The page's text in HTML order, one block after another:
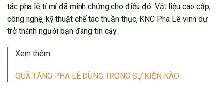
tác pha lê tỉ mỉ đã minh chứng cho điều đó. Vật liệu cao cấp,
công nghệ, kỹ thuật chế tác thuần thục, KNC Pha Lê vinh dự
trở thành người bạn đáng tin cậy.
Xem thêm:
QUÀ TĂNG PHA LÊ DÙNG TRONG SỰ KIỆN NÀO